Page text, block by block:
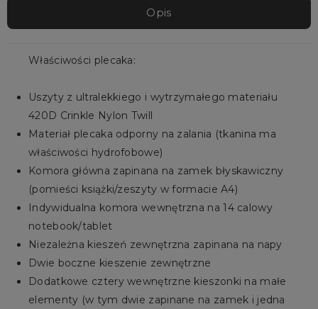
Opis
Właściwości plecaka:
Uszyty z ultralekkiego i wytrzymałego materiału
420D Crinkle Nylon Twill
Materiał plecaka odporny na zalania (tkanina ma
właściwości hydrofobowe)
Komora główna zapinana na zamek błyskawiczny
(pomieści książki/zeszyty w formacie A4)
Indywidualna komora wewnętrzna na 14 calowy
notebook/tablet
Niezależna kieszeń zewnętrzna zapinana na napy
Dwie boczne kieszenie zewnętrzne
Dodatkowe cztery wewnętrzne kieszonki na małe
elementy (w tym dwie zapinane na zamek i jedna